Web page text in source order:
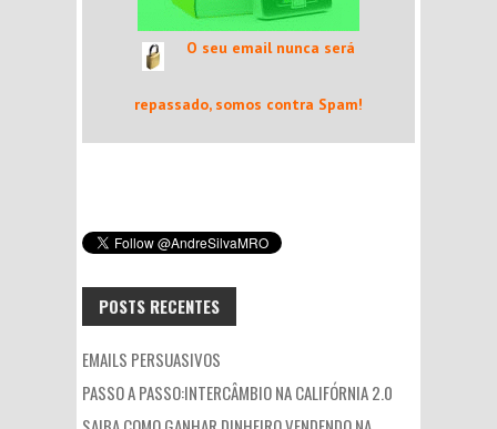
O seu email nunca será
repassado, somos contra Spam!
POSTS RECENTES
EMAILS PERSUASIVOS
PASSO A PASSO:INTERCÂMBIO NA CALIFÓRNIA 2.0